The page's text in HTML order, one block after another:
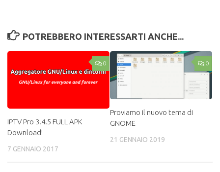
POTREBBERO INTERESSARTI ANCHE...
0
IPTV Pro 3.4.5 FULL APK
Download!
7 GENNAIO 2017
0
Proviamo il nuovo tema di
GNOME
21 GENNAIO 2019